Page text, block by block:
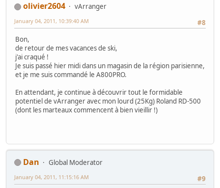
olivier2604
vArranger
#8
January 04, 2011, 10:39:40 AM
Bon,
de retour de mes vacances de ski,
j'ai craqué !
Je suis passé hier midi dans un magasin de la région parisienne,
et je me suis commandé le A800PRO.
En attendant, je continue à découvrir tout le formidable
potentiel de vArranger avec mon lourd (25Kg) Roland RD-500
(dont les marteaux commencent à bien vieillir !)
Dan
Global Moderator
#9
January 04, 2011, 11:15:16 AM